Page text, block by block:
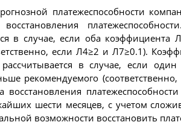
платежеспособности
в случае, если оба
если Л4≥2 и Л7≥0.1).
рассчитывается в случае, если
рекомендуемого
восстановления
шести месяцев, с учетом
возможности восстановить